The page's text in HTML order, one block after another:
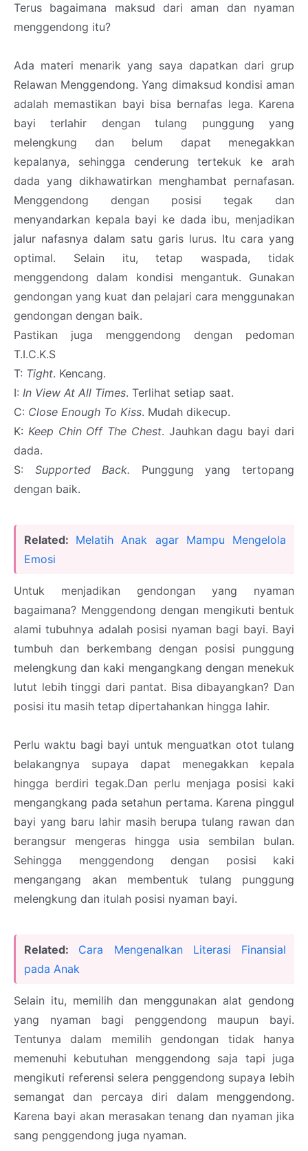
Terus bagaimana maksud dari aman dan nyaman
menggendong itu?
Ada materi menarik yang saya dapatkan dari grup
Relawan Menggendong. Yang dimaksud kondisi aman
adalah memastikan bayi bisa bernafas lega. Karena
bayi terlahir dengan tulang punggung yang
melengkung dan belum dapat menegakkan
kepalanya, sehingga cenderung tertekuk ke arah
dada yang dikhawatirkan menghambat pernafasan.
Menggendong dengan posisi tegak dan
menyandarkan kepala bayi ke dada ibu, menjadikan
jalur nafasnya dalam satu garis lurus. Itu cara yang
optimal. Selain itu, tetap waspada, tidak
menggendong dalam kondisi mengantuk. Gunakan
gendongan yang kuat dan pelajari cara menggunakan
gendongan dengan baik.
Pastikan juga menggendong dengan pedoman
T.I.C.K.S
T: Tight. Kencang.
I: In View At All Times. Terlihat setiap saat.
C: Close Enough To Kiss. Mudah dikecup.
K: Keep Chin Off The Chest. Jauhkan dagu bayi dari
dada.
S: Supported Back. Punggung yang tertopang
dengan baik.
Related: Melatih Anak agar Mampu Mengelola
Emosi
Untuk menjadikan gendongan yang nyaman
bagaimana? Menggendong dengan mengikuti bentuk
alami tubuhnya adalah posisi nyaman bagi bayi. Bayi
tumbuh dan berkembang dengan posisi punggung
melengkung dan kaki mengangkang dengan menekuk
lutut lebih tinggi dari pantat. Bisa dibayangkan? Dan
posisi itu masih tetap dipertahankan hingga lahir.
Perlu waktu bagi bayi untuk menguatkan otot tulang
belakangnya supaya dapat menegakkan kepala
hingga berdiri tegak.Dan perlu menjaga posisi kaki
mengangkang pada setahun pertama. Karena pinggul
bayi yang baru lahir masih berupa tulang rawan dan
berangsur mengeras hingga usia sembilan bulan.
Sehingga menggendong dengan posisi kaki
mengangang akan membentuk tulang punggung
melengkung dan itulah posisi nyaman bayi.
Related: Cara Mengenalkan Literasi Finansial
pada Anak
Selain itu, memilih dan menggunakan alat gendong
yang nyaman bagi penggendong maupun bayi.
Tentunya dalam memilih gendongan tidak hanya
memenuhi kebutuhan menggendong saja tapi juga
mengikuti referensi selera penggendong supaya lebih
semangat dan percaya diri dalam menggendong.
Karena bayi akan merasakan tenang dan nyaman jika
sang penggendong juga nyaman.